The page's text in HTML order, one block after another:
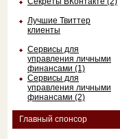
Лучшие Твиттер
клиенты
Сервисы для
управления личными
финансами (1)
Сервисы для
управления личными
финансами (2)
Главный спонсор